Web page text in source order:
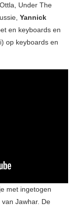
Under The
Yannick
en keyboards en
op keyboards en
met ingetogen
Jawhar. De